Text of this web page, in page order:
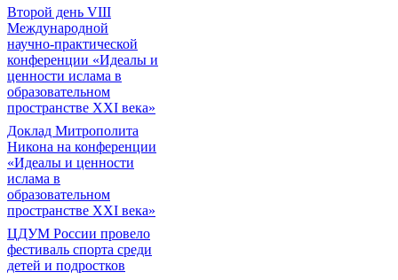
Второй день VIII
Международной
научно-практической
конференции «Идеалы и
ценности ислама в
образовательном
пространстве XXI века»
Доклад Митрополита
Никона на конференции
«Идеалы и ценности
ислама в
образовательном
пространстве XXI века»
ЦДУМ России провело
фестиваль спорта среди
детей и подростков